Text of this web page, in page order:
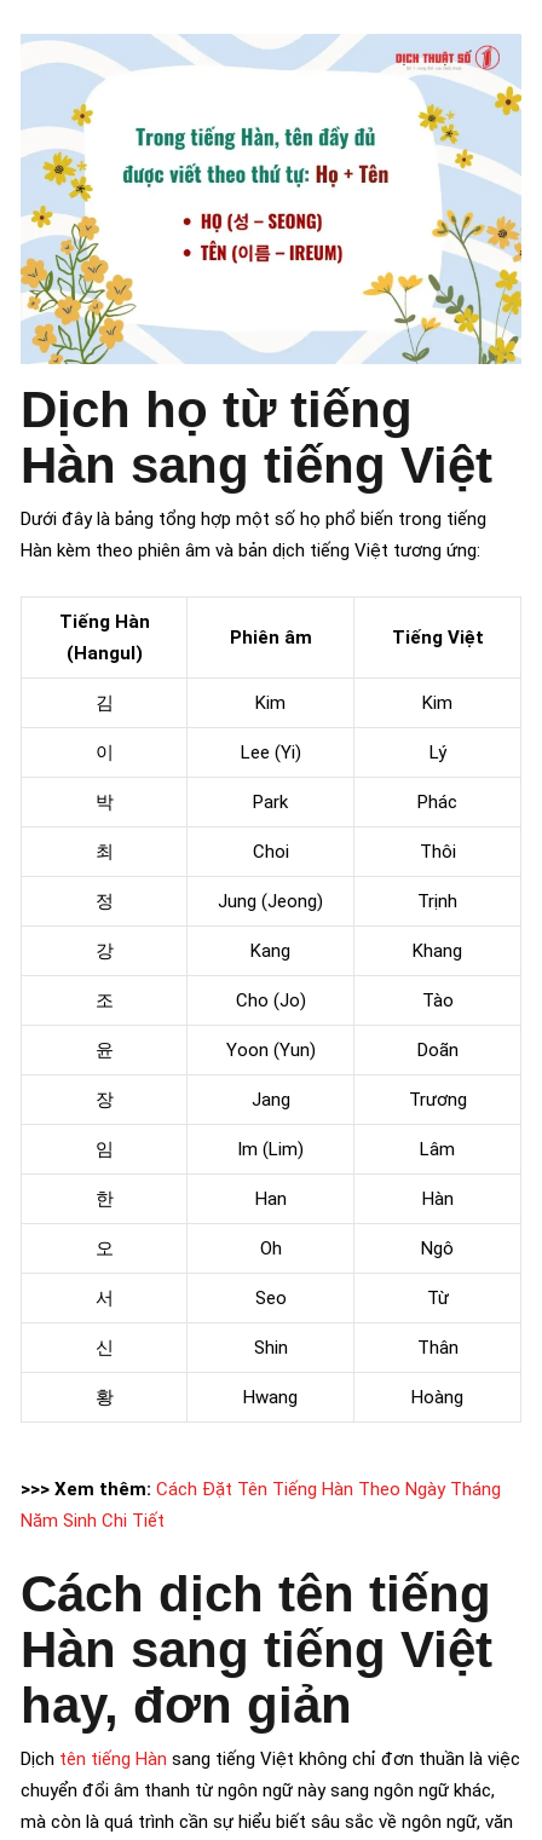
Dịch họ từ tiếng
Hàn sang tiếng Việt
Dưới đây là bảng tổng hợp một số họ phổ biến trong tiếng
Hàn kèm theo phiên âm và bản dịch tiếng Việt tương ứng:
Tiếng Hàn
(Hangul)
Phiên âm Tiếng Việt
김 Kim Kim
이 Lee (Yi) Lý
박 Park Phác
최 Choi Thôi
정 Jung (Jeong) Trịnh
강 Kang Khang
조 Cho (Jo) Tào
윤 Yoon (Yun) Doãn
장 Jang Trương
임 Im (Lim) Lâm
한 Han Hàn
오 Oh Ngô
서 Seo Từ
신 Shin Thân
황 Hwang Hoàng
>>> Xem thêm: Cách Đặt Tên Tiếng Hàn Theo Ngày Tháng
Năm Sinh Chi Tiết
Cách dịch tên tiếng
Hàn sang tiếng Việt
hay, đơn giản
Dịch tên tiếng Hàn sang tiếng Việt không chỉ đơn thuần là việc
chuyển đổi âm thanh từ ngôn ngữ này sang ngôn ngữ khác,
mà còn là quá trình cần sự hiểu biết sâu sắc về ngôn ngữ, văn